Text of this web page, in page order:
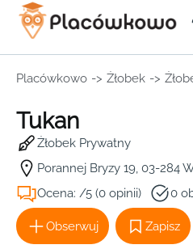
Placówkowo -> Żłobek ->
Tukan
Żłobek Prywatny
Porannej Bryzy 19, 03-284
Ocena: /5 (0 opinii)
0
Obserwuj Zapisz